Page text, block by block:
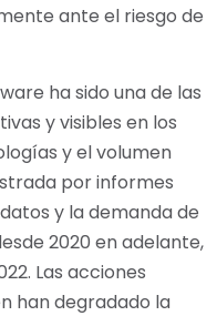
ante el riesgo de
ha sido una de las
y visibles en los
y el volumen
por informes
y la demanda de
2020 en adelante,
Las acciones
han degradado la